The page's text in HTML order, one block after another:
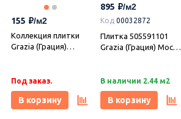
Под заказ.
В корзину
(Азори)
Под заказ.
В корзину
155
Коллекция плитки
Grazia (Грация)
Под заказ.
В корзину
895
Код 00032872
Плитка 505591101
Grazia (Грация) Mocca
(Азори)
В наличии 2.44 м2
В корзину